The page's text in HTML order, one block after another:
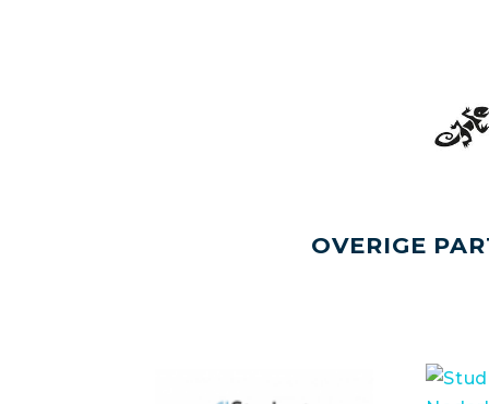
OVERIGE